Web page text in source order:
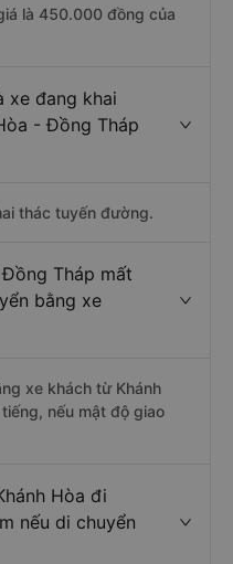
là 450.000 đồng của
xe đang khai
- Đồng Tháp
thác tuyến đường.
Tháp mất
bằng xe
xe khách từ Khánh
nếu mật độ giao
Hòa đi
nếu di chuyển